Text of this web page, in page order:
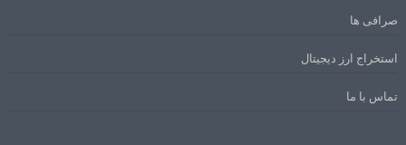
صرافی ها
استخراج ارز دیجیتال
تماس با ما